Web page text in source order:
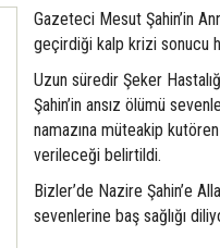
Gazeteci Mesut Şahin’in
geçirdiği kalp krizi sonucu
Uzun süredir Şeker
Şahin’in ansız ölümü
namazına müteakip
verileceği belirtildi.
Bizler’de Nazire Şahin’e
sevenlerine baş sağlığı